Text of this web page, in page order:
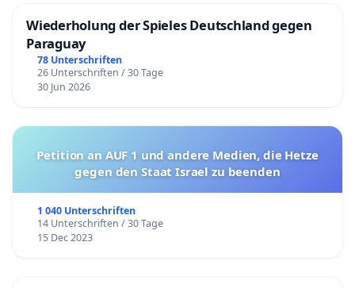
Wiederholung der Spieles Deutschland gegen
Paraguay
78 Unterschriften
26 Unterschriften / 30 Tage
30 Jun 2026
Petition an AUF 1 und andere Medien, die Hetze
gegen den Staat Israel zu beenden
1 040 Unterschriften
14 Unterschriften / 30 Tage
15 Dec 2023